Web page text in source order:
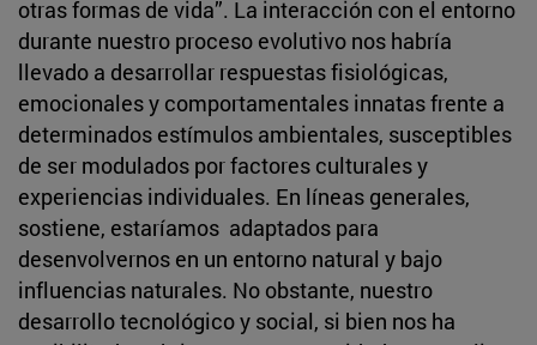
otras formas de vida”. La interacción con el entorno
durante nuestro proceso evolutivo nos habría
llevado a desarrollar respuestas fisiológicas,
emocionales y comportamentales innatas frente a
determinados estímulos ambientales, susceptibles
de ser modulados por factores culturales y
experiencias individuales. En líneas generales,
sostiene, estaríamos adaptados para
desenvolvernos en un entorno natural y bajo
influencias naturales. No obstante, nuestro
desarrollo tecnológico y social, si bien nos ha